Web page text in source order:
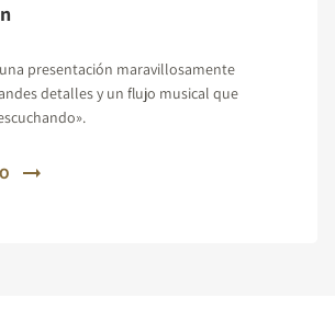
una presentación maravillosamente
detalles y un flujo musical que